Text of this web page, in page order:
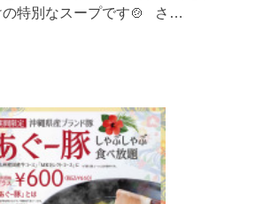
の特別なスープです🍲 さ…